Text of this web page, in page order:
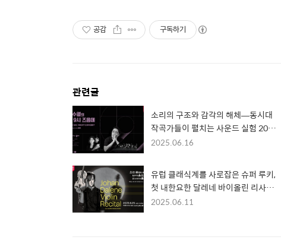
공감 구독하기
관련글
소리의 구조와 감각의 해체—동시대
작곡가들이 펼치는 사운드 실험 2025
현대음악 시리즈 '최수열의 밤 9시 즈
2025.06.16
유럽 클래식계를 사로잡은 슈퍼 루키,
첫 내한요한 달레네 바이올린 리사이
틀
2025.06.11